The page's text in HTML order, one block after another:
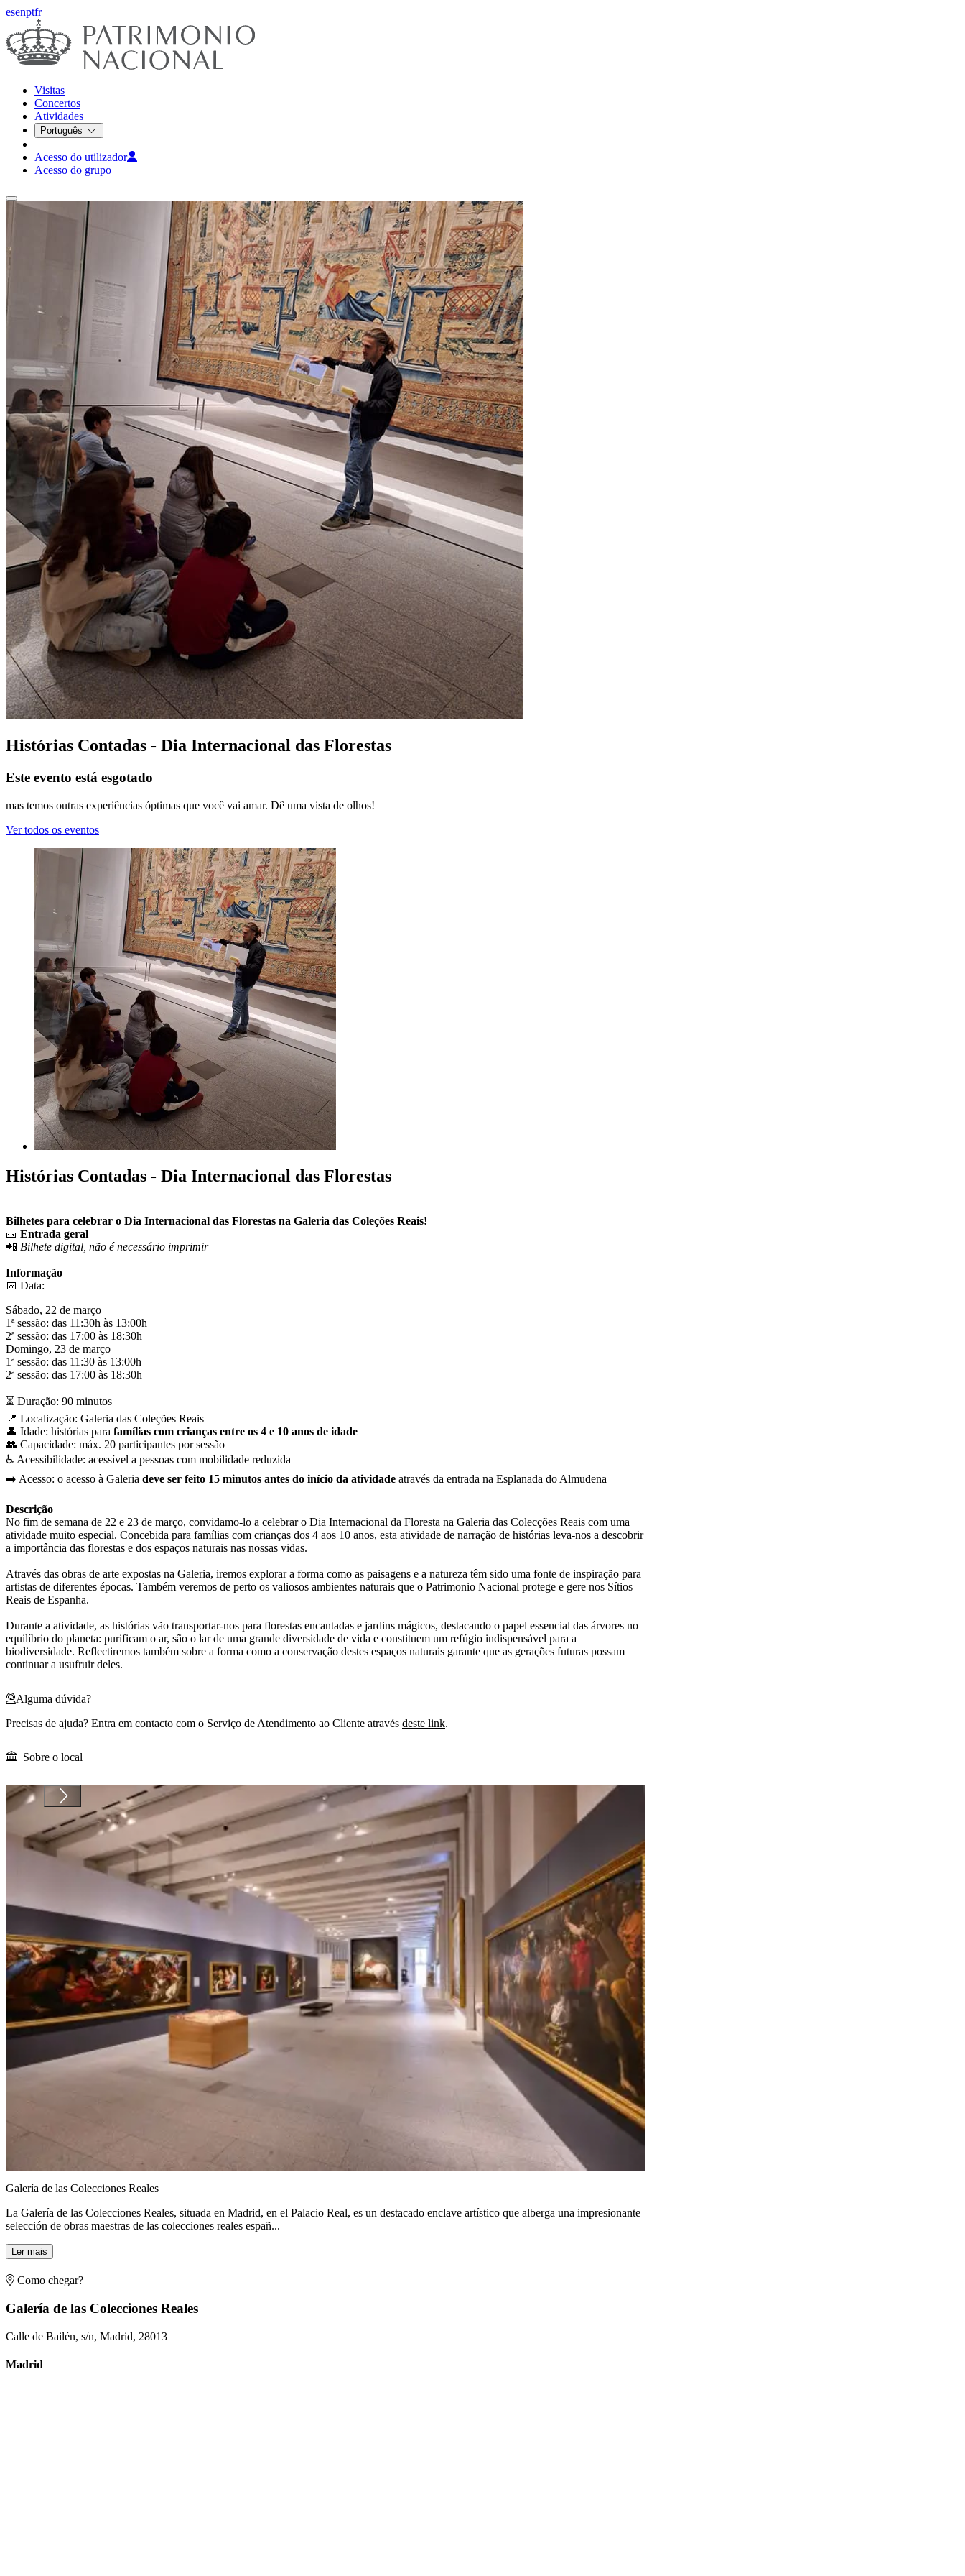
esenptfr
Visitas
Concertos
Atividades
Português
Acesso do utilizador
Acesso do grupo
Histórias Contadas - Dia Internacional das Florestas
Este evento está esgotado
mas temos outras experiências óptimas que você vai amar. Dê uma vista de olhos!
Ver todos os eventos
Histórias Contadas - Dia Internacional das Florestas
Bilhetes para celebrar o Dia Internacional das Florestas na Galeria das Coleções Reais!
🎫 Entrada geral
📲 Bilhete digital, não é necessário imprimir
Informação
📅 Data:
Sábado, 22 de março
1ª sessão: das 11:30h às 13:00h
2ª sessão: das 17:00 às 18:30h
Domingo, 23 de março
1ª sessão: das 11:30 às 13:00h
2ª sessão: das 17:00 às 18:30h
⏳ Duração: 90 minutos
📍 Localização: Galeria das Coleções Reais
👤 Idade: histórias para famílias com crianças entre os 4 e 10 anos de idade
👥 Capacidade: máx. 20 participantes por sessão
♿️ Acessibilidade: acessível a pessoas com mobilidade reduzida
➡️ Acesso: o acesso à Galeria deve ser feito 15 minutos antes do início da atividade através da entrada na Esplanada do Almudena
Descrição
No fim de semana de 22 e 23 de março, convidamo-lo a celebrar o Dia Internacional da Floresta na Galeria das Colecções Reais com uma
atividade muito especial. Concebida para famílias com crianças dos 4 aos 10 anos, esta atividade de narração de histórias leva-nos a descobrir
a importância das florestas e dos espaços naturais nas nossas vidas.
Através das obras de arte expostas na Galeria, iremos explorar a forma como as paisagens e a natureza têm sido uma fonte de inspiração para
artistas de diferentes épocas. Também veremos de perto os valiosos ambientes naturais que o Patrimonio Nacional protege e gere nos Sítios
Reais de Espanha.
Durante a atividade, as histórias vão transportar-nos para florestas encantadas e jardins mágicos, destacando o papel essencial das árvores no
equilíbrio do planeta: purificam o ar, são o lar de uma grande diversidade de vida e constituem um refúgio indispensável para a
biodiversidade. Reflectiremos também sobre a forma como a conservação destes espaços naturais garante que as gerações futuras possam
continuar a usufruir deles.
Alguma dúvida?
Precisas de ajuda? Entra em contacto com o Serviço de Atendimento ao Cliente através deste link.
Sobre o local
Galería de las Colecciones Reales
La Galería de las Colecciones Reales, situada en Madrid, en el Palacio Real, es un destacado enclave artístico que alberga una impresionante
selección de obras maestras de las colecciones reales españ...
Ler mais
Como chegar?
Galería de las Colecciones Reales
Calle de Bailén, s/n, Madrid, 28013
Madrid